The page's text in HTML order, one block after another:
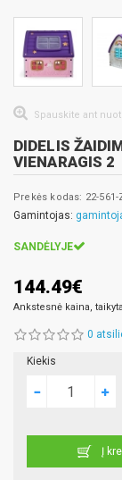
Spauskite ant
DIDELIS
VIENARAGIS 2
Prekės kodas: 22-561-
Gamintojas:
SANDĖLYJE
144.49€
Ankstesnė kaina,
0
Kiekis
Į